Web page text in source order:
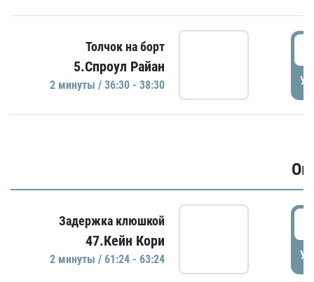
Толчок на борт
5.Спроул Райан
2 минуты / 36:30 - 38:30
Задержка клюшкой
47.Кейн Кори
2 минуты / 61:24 - 63:24